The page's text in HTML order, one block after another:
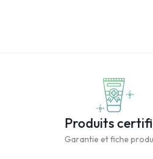
Produits
Garantie et fiche